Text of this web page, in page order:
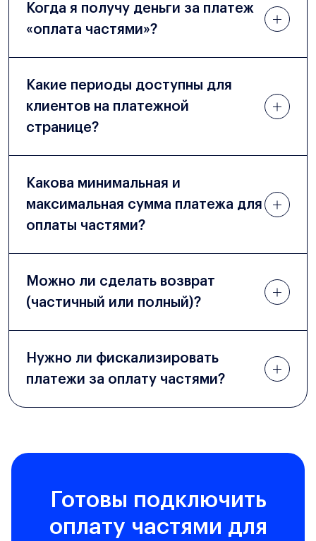
Когда я получу деньги за платеж
«оплата частями»?
Какие периоды доступны для
клиентов на платежной
странице?
Какова минимальная и
максимальная сумма платежа для
оплаты частями?
Можно ли сделать возврат
(частичный или полный)?
Нужно ли фискализировать
платежи за оплату частями?
Готовы подключить
оплату частями для